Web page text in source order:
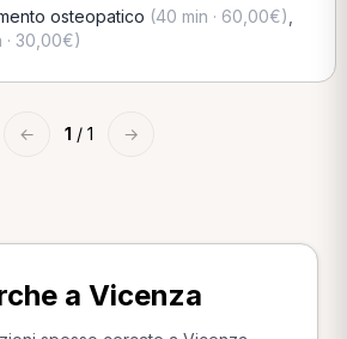
osteopatico (40 min · 60,00€)
· 30,00€)
← 1 / 1 →
a Vicenza